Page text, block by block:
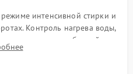
интенсивной стирки и
Контроль нагрева воды,
излишних вибраций,
под корпусом.